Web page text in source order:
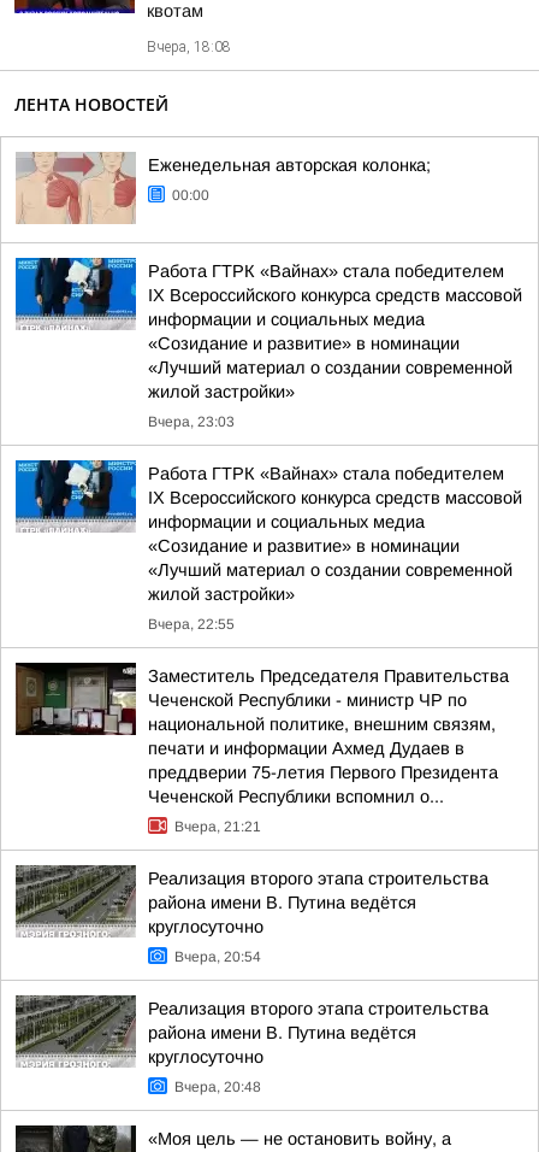
квотам
Вчера, 18:08
ЛЕНТА НОВОСТЕЙ
Еженедельная авторская колонка;
00:00
Работа ГТРК «Вайнах» стала победителем
IX Всероссийского конкурса средств массовой
информации и социальных медиа
«Созидание и развитие» в номинации
«Лучший материал о создании современной
жилой застройки»
Вчера, 23:03
Работа ГТРК «Вайнах» стала победителем
IX Всероссийского конкурса средств массовой
информации и социальных медиа
«Созидание и развитие» в номинации
«Лучший материал о создании современной
жилой застройки»
Вчера, 22:55
Заместитель Председателя Правительства
Чеченской Республики - министр ЧР по
национальной политике, внешним связям,
печати и информации Ахмед Дудаев в
преддверии 75-летия Первого Президента
Чеченской Республики вспомнил о...
Вчера, 21:21
Реализация второго этапа строительства
района имени В. Путина ведётся
круглосуточно
Вчера, 20:54
Реализация второго этапа строительства
района имени В. Путина ведётся
круглосуточно
Вчера, 20:48
«Моя цель — не остановить войну, а